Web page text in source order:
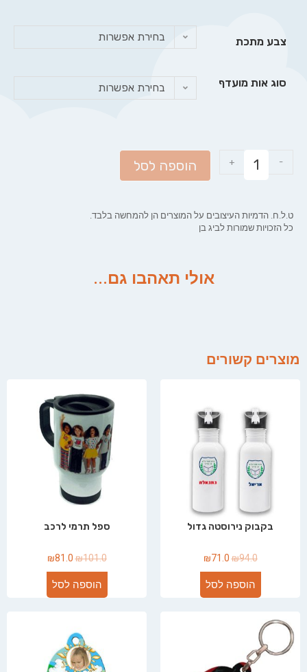
צבע מתכת בחירת אפשרות
סוג אות מועדף בחירת אפשרות
-
+ הוספה לסל
ט.ל.ח. הדמיות העיצובים על המוצרים הן להמחשה בלבד.
כל הזכויות שמורות לביג בן
אולי תאהבו גם...
מוצרים קשורים
בקבוק נירוסטה גדול
₪94.0
₪71.0
הוספה לסל
ספל תרמי לרכב
₪101.0
₪81.0
הוספה לסל